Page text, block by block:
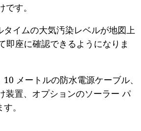
す。
タイムの大気汚染レベルが地図上
即座に確認できるようになりま
メートルの防水電源ケーブル、
装置、オプションのソーラー パ
。